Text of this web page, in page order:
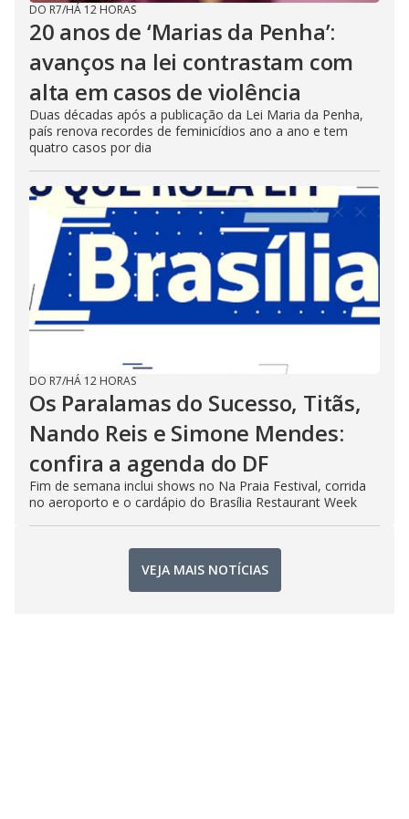
DO R7/HÁ 12 HORAS
20 anos de ‘Marias da Penha’:
avanços na lei contrastam com
alta em casos de violência
Duas décadas após a publicação da Lei Maria da Penha,
país renova recordes de feminicídios ano a ano e tem
quatro casos por dia
DO R7/HÁ 12 HORAS
Os Paralamas do Sucesso, Titãs,
Nando Reis e Simone Mendes:
confira a agenda do DF
Fim de semana inclui shows no Na Praia Festival, corrida
no aeroporto e o cardápio do Brasília Restaurant Week
VEJA MAIS NOTÍCIAS